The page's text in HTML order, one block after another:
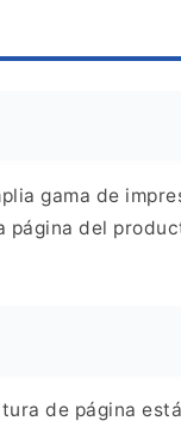
gama de
página del
de página